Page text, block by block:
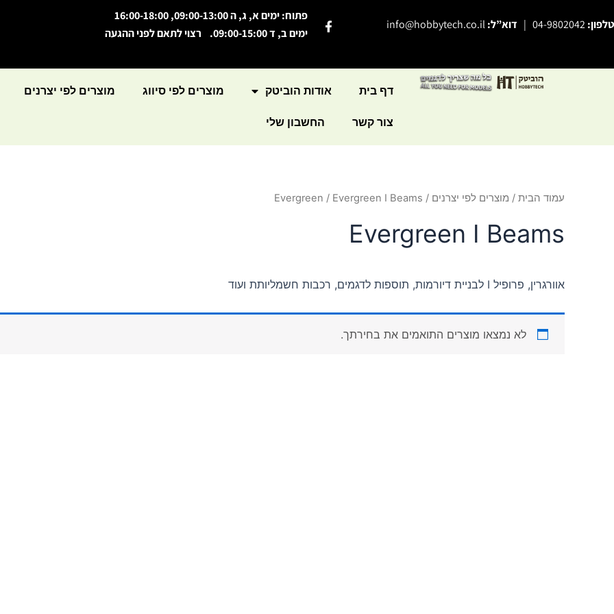
לתוכן
טלפון:04-9802042
| דוא”ל:info@hobbytech.co.il
b
o
f
פתוח: ימים א, ג, ה 09:00-13:00, 16:00-18:00
ימים ב, ד 09:00-15:00. רצוי לתאם לפני ההגעה
דף בית אודות הוביטק מוצרים לפי סיווג מוצרים לפי יצרנים
צור קשר החשבון שלי
עמוד הבית / מוצרים לפי יצרנים /
Evergreen / Evergreen I Beams
Evergreen I Beams
אוורגרין, פרופיל I לבניית דיורמות, תוספות לדגמים, רכבות חשמליותת ועוד
לא נמצאו מוצרים התואמים את בחירתך.